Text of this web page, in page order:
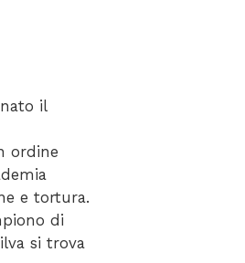
il
ordine
e tortura.
di
si trova